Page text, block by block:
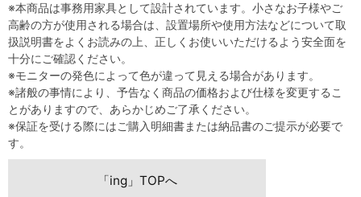
※本商品は事務用家具として設計されています。小さなお子様やご
高齢の方が使用される場合は、設置場所や使用方法などについて取
扱説明書をよくお読みの上、正しくお使いいただけるよう安全面を
十分にご確認ください。
※モニターの発色によって色が違って見える場合があります。
※諸般の事情により、予告なく商品の価格および仕様を変更するこ
とがありますので、あらかじめご了承ください。
※保証を受ける際にはご購入明細書または納品書のご提示が必要で
す。
「ing」TOPへ